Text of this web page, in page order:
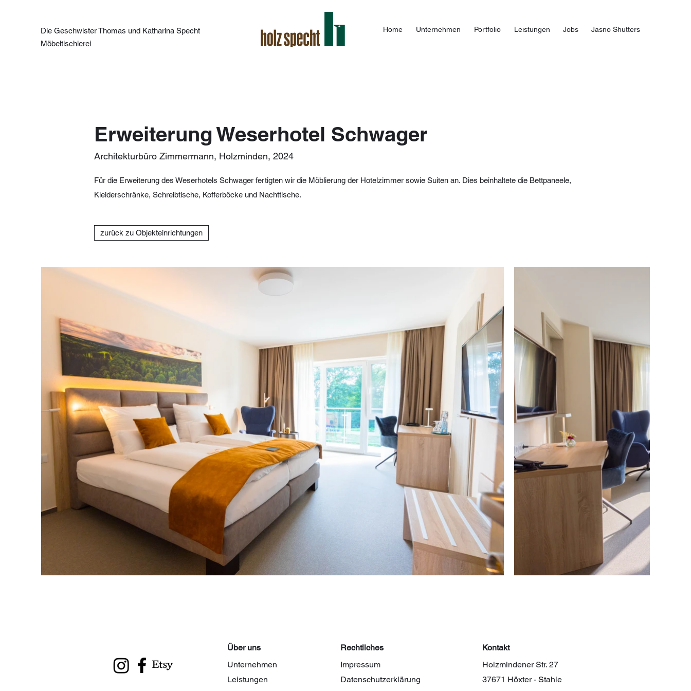
Die Geschwister Thomas und Katharina Specht
Möbeltischlerei
Home Unternehmen Portfolio Leistungen Jobs Jasno Shutters
Erweiterung Weserhotel Schwager
Architekturbüro Zimmermann, Holzminden, 2024
Für die Erweiterung des Weserhotels Schwager fertigten wir die Möblierung der Hotelzimmer sowie Suiten an. Dies beinhaltete die Bettpaneele,
Kleiderschränke, Schreibtische, Kofferböcke und Nachttische.
zurück zu Objekteinrichtungen
Über uns
Unternehmen
Leistungen
Rechtliches
Impressum
Datenschutzerklärung
Kontakt
Holzmindener Str. 27
37671 Höxter - Stahle